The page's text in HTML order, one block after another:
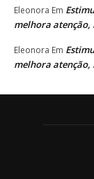
Eleonora Em
melhora
Eleonora Em
melhora